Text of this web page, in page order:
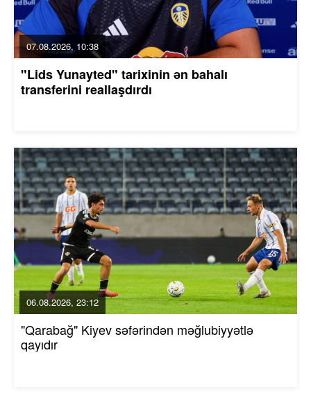
07.08.2026, 10:38
"Lids Yunayted" tarixinin ən bahalı
transferini reallaşdırdı
06.08.2026, 23:12
"Qarabağ" Kiyev səfərindən məğlubiyyətlə
qayıdır